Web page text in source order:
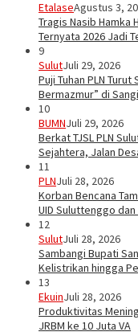
EtalaseAgustus 3,
Tragis Nasib Hamka
Ternyata 2026 Jadi
9
SulutJuli 29, 2026
Puji Tuhan PLN
Bermazmur” di
10
BUMNJuli 29, 2026
Berkat TJSL PLN
Sejahtera, Jalan
11
PLNJuli 28, 2026
Korban Bencana
UID Suluttenggo
12
SulutJuli 28, 2026
Sambangi Bupati
Kelistrikan hingga
13
EkuinJuli 28, 2026
Produktivitas
JRBM ke 10 Juta VA